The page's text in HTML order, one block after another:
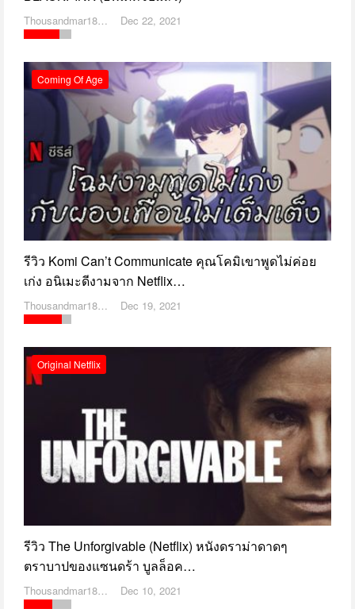
Thousandmar1869 Dec 22, 2021
Coming Of Age
รีวิว Komi Can’t Communicate คุณโคมิเขาพูดไม่ค่อย
เก่ง อนิเมะดีงามจาก Netflix…
Thousandmar1869 Dec 19, 2021
Original Netflix
รีวิว The Unforgivable (Netflix) หนังดราม่าดาดๆ
ตราบาปของแซนดร้า บูลล็อค…
Thousandmar1869 Dec 10, 2021